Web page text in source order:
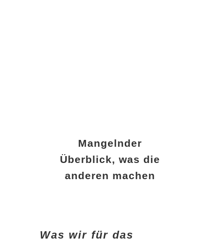
Mangelnder
Überblick, was die
anderen machen
Was wir für das